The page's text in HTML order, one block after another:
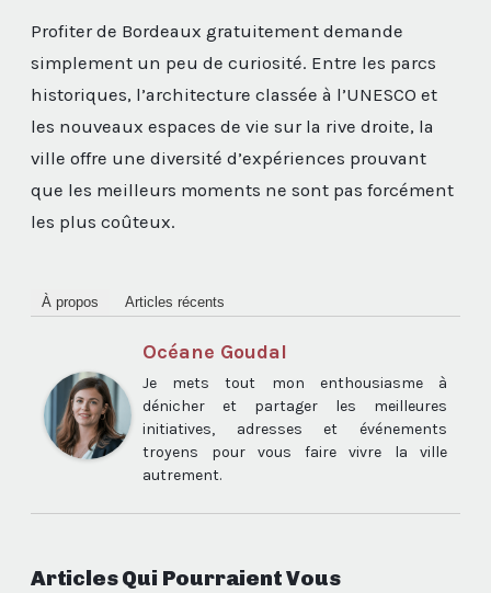
Profiter de Bordeaux gratuitement demande
simplement un peu de curiosité. Entre les parcs
historiques, l’architecture classée à l’UNESCO et
les nouveaux espaces de vie sur la rive droite, la
ville offre une diversité d’expériences prouvant
que les meilleurs moments ne sont pas forcément
les plus coûteux.
À propos Articles récents
Océane Goudal
Je mets tout mon enthousiasme à
dénicher et partager les meilleures
initiatives, adresses et événements
troyens pour vous faire vivre la ville
autrement.
Articles Qui Pourraient Vous